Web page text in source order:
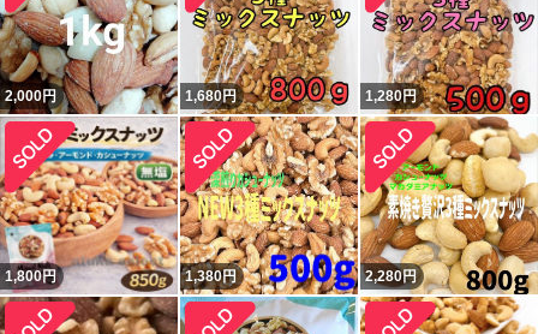
2,000円 1,680円 1,280円
1,800円 1,380円 2,280円